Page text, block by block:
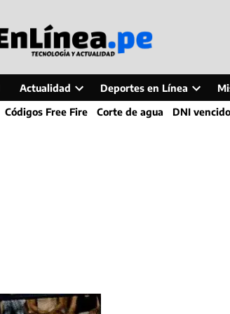
Actualidad
Open
dropdown
Deportes en Línea
Open
dropdown
Códigos Free Fire Corte de agua DNI vencido